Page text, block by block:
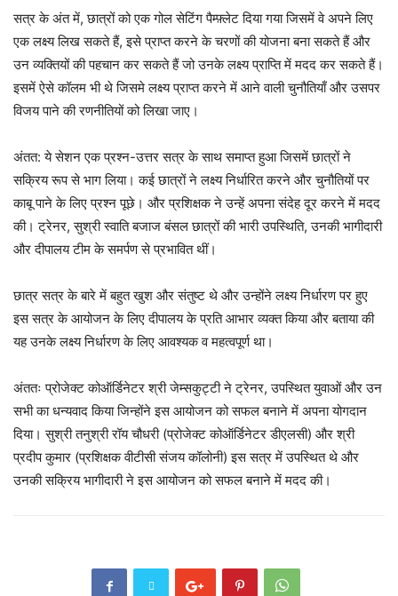
सत्र के अंत में, छात्रों को एक गोल सेटिंग पैम्फ़्लेट दिया गया जिसमें वे अपने लिए
एक लक्ष्य लिख सकते हैं, इसे प्राप्त करने के चरणों की योजना बना सकते हैं और
उन व्यक्तियों की पहचान कर सकते हैं जो उनके लक्ष्य प्राप्ति में मदद कर सकते हैं।
इसमें ऐसे कॉलम भी थे जिसमे लक्ष्य प्राप्त करने में आने वाली चुनौतियाँ और उसपर
विजय पाने की रणनीतियों को लिखा जाए।
अंतत: ये सेशन एक प्रश्न-उत्तर सत्र के साथ समाप्त हुआ जिसमें छात्रों ने
सक्रिय रूप से भाग लिया। कई छात्रों ने लक्ष्य निर्धारित करने और चुनौतियों पर
काबू पाने के लिए प्रश्न पूछे। और प्रशिक्षक ने उन्हें अपना संदेह दूर करने में मदद
की। ट्रेनर, सुश्री स्वाति बजाज बंसल छात्रों की भारी उपस्थिति, उनकी भागीदारी
और दीपालय टीम के समर्पण से प्रभावित थीं।
छात्र सत्र के बारे में बहुत खुश और संतुष्ट थे और उन्होंने लक्ष्य निर्धारण पर हुए
इस सत्र के आयोजन के लिए दीपालय के प्रति आभार व्यक्त किया और बताया की
यह उनके लक्ष्य निर्धारण के लिए आवश्यक व महत्वपूर्ण था।
अंततः प्रोजेक्ट कोऑर्डिनेटर श्री जेम्सकुट्टी ने ट्रेनर, उपस्थित युवाओं और उन
सभी का धन्यवाद किया जिन्होंने इस आयोजन को सफल बनाने में अपना योगदान
दिया। सुश्री तनुश्री रॉय चौधरी (प्रोजेक्ट कोऑर्डिनेटर डीएलसी) और श्री
प्रदीप कुमार (प्रशिक्षक वीटीसी संजय कॉलोनी) इस सत्र में उपस्थित थे और
उनकी सक्रिय भागीदारी ने इस आयोजन को सफल बनाने में मदद की।